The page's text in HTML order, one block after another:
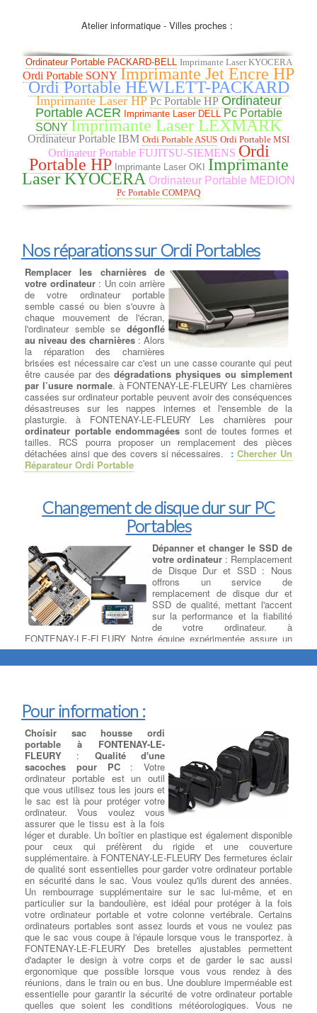
Ajouter ou Remplacer un
lecteur - Graveur cd dvd:
DC/DVD: Pour la lecture et la
gravure de tous vos médias
Cdrom ou DVD, nous avons
sélectionné pour vous le meilleur
des lecteurs et graveurs CD/DVD
et Blu-ray. à FONTENAY-LE-FLEURY Que vous recherchiez un
lecteur-graveur Optique interne ou externe, nous remplaçons
votre lecteur HS par un lecteur/Graveur des plus grandes
marques : LG, Samsung, Asus, Lite-On et Pioneer … à
FONTENAY-LE-FLEURY CD-ROM, DVD-ROM et les lecteurs
Blu-ray sont disponibles dans les types de lecteurs
réinscriptibles. RW ont toutes les fonctionnalités de leurs
homologues en lecture seule, mais peut aussi écrire des
données sur le disque. Écrire des vitesses sont généralement
plus lent que vitesses de lecture pour maintenir la stabilité .
Atelier informatique - Villes proches :
Ordinateur Portable PACKARD-BELL Imprimante Laser KYOCERA
Ordi Portable SONY Imprimante Jet Encre HP
Ordi Portable HEWLETT-PACKARD
Imprimante Laser HP Pc Portable HP Ordinateur
Portable ACER Imprimante Laser DELL
Pc Portable
SONY Imprimante Laser LEXMARK
Ordinateur Portable IBM Ordi Portable ASUS Ordi Portable MSI
Ordinateur Portable FUJITSU-SIEMENS Ordi
Portable HP Imprimante Laser OKI Imprimante
Laser KYOCERA Ordinateur Portable MEDION
Pc Portable COMPAQ
Nos réparations sur Ordi Portables
Remplacer les charnières de
votre ordinateur: Un coin arrière
de votre ordinateur portable
semble cassé ou bien s'ouvre à
chaque mouvement de l'écran,
l'ordinateur semble se dégonflé
au niveau des charnières: Alors
la réparation des charnières
brisées est nécessaire car c'est un une casse courante qui peut
être causée par desdégradations physiques ou simplement
par l’usure normale. à FONTENAY-LE-FLEURY Les charnières
cassées sur ordinateur portable peuvent avoir des conséquences
désastreuses sur les nappes internes et l'ensemble de la
plasturgie. à FONTENAY-LE-FLEURY Les charnières pour
ordinateur portable endommagées sont de toutes formes et
tailles. RCS pourra proposer un remplacement des pièces
détachées ainsi que des covers si nécessaires. :Chercher Un
Réparateur Ordi Portable
Changement de disque dur sur PC
Portables
Dépanner et changer le SSD de
votre ordinateur : Remplacement
de Disque Dur et SSD : Nous
offrons un service de
remplacement de disque dur et
SSD de qualité, mettant l'accent
sur la performance et la fiabilité
de votre ordinateur. à
FONTENAY-LE-FLEURY Notre équipe expérimentée assure un
remplacement professionnel en optant uniquement pour des
à améliorer considérablement les performances de votre
ordinateur, nous pouvons remplacer votre ancien disque dur HDD
par un SSD SATA ou M.2, en fonction de la compatibilité avec
votre carte mère. Les SSD offrent une vitesse de lecture et
d'écriture bien supérieure, ce qui se traduit par un démarrage plus
rapide du système d'exploitation et des applications, ainsi qu'une
réactivité accrue de l'ensemble de votre ordinateur.
Extension de Stockage Facile : Ajout d'un Disque Dur
Secondaire, En plus du remplacement du disque dur principal
par un SSD, nous offrons à FONTENAY-LE-FLEURY également
la possibilité d'ajouter un disque dur secondaire en complément
du SSD SATA principal. Vous bénéficierez ainsi d'un espace de
stockage supplémentaire pour vos fichiers, sans compromettre
les performances du SSD.
Une Installation Soignée et une Réinstallation du Système
d'Exploitation, Après le remplacement du disque dur ou SSD,
notre équipe procède à la réinstallation méticuleuse de votre
système d'exploitation d'origine. Nous nous assurons également
de respecter la licence utilisateur du client pour une expérience
sans tracas.
Exploitez la Puissance du M.2 : Installation Selon Votre
Modèle, Si votre carte mère est équipée d'un port M.2
disponible, à FONTENAY-LE-FLEURY nous proposons
l'installation de SSD M.2 SATA ou PCIe, selon les spécifications
de votre modèle. Vous pourrez ainsi exploiter pleinement la
rapidité de cette technologie de pointe.
Transfert de Données Sécurisé et Précis, Nous comprenons
Pour information :
Choisir sac housse ordi
portable à FONTENAY-LE-
FLEURY : Qualité d'une
sacoches pour PC: Votre
ordinateur portable est un outil
que vous utilisez tous les jours et
le sac est là pour protéger votre
ordinateur. Vous voulez vous
assurer que le tissu est à la fois
léger et durable. Un boîtier en plastique est également disponible
pour ceux qui préfèrent du rigide et une couverture
supplémentaire. à FONTENAY-LE-FLEURY Des fermetures éclair
de qualité sont essentielles pour garder votre ordinateur portable
en sécurité dans le sac. Vous voulez qu'ils durent des années.
Un rembourrage supplémentaire sur le sac lui-même, et en
particulier sur la bandoulière, est idéal pour protéger à la fois
votre ordinateur portable et votre colonne vertébrale. Certains
ordinateurs portables sont assez lourds et vous ne voulez pas
que le sac vous coupe à l'épaule lorsque vous le transportez. à
FONTENAY-LE-FLEURY Des bretelles ajustables permettent
d'adapter le design à votre corps et de garder le sac aussi
ergonomique que possible lorsque vous vous rendez à des
réunions, dans le train ou en bus. Une doublure imperméable est
essentielle pour garantir la sécurité de votre ordinateur portable
quelles que soient les conditions météorologiques. Vous ne